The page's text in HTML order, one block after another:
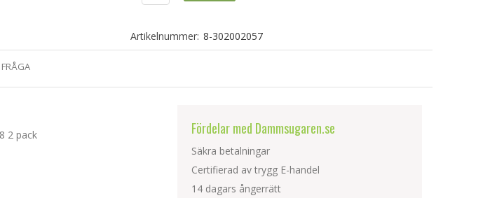
Artikelnummer: 8-302002057
2 pack Fördelar med Dammsugaren.se
Säkra betalningar
Certifierad av trygg E-handel
14 dagars ångerrätt